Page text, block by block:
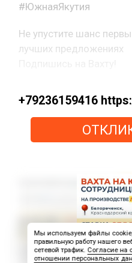
#ЮжнаяЯкутия
Не упустите шанс
лучших предложениях
+79236159416
Мы используем файлы
правильную работу нашего
сетевой трафик. Согласие на
отношении персональных